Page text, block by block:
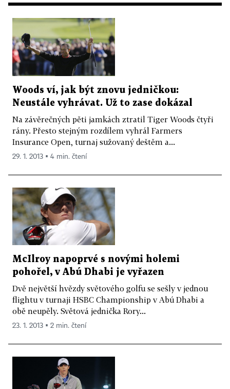
Woods ví, jak být znovu jedničkou:
Neustále vyhrávat. Už to zase dokázal
Na závěrečných pěti jamkách ztratil Tiger Woods čtyři
rány. Přesto stejným rozdílem vyhrál Farmers
Insurance Open, turnaj sužovaný deštěm a...
29. 1. 2013 ▪ 4 min. čtení
McIlroy napoprvé s novými holemi
pohořel, v Abú Dhabi je vyřazen
Dvě největší hvězdy světového golfu se sešly v jednou
flightu v turnaji HSBC Championship v Abú Dhabi a
obě neupěly. Světová jednička Rory...
23. 1. 2013 ▪ 2 min. čtení